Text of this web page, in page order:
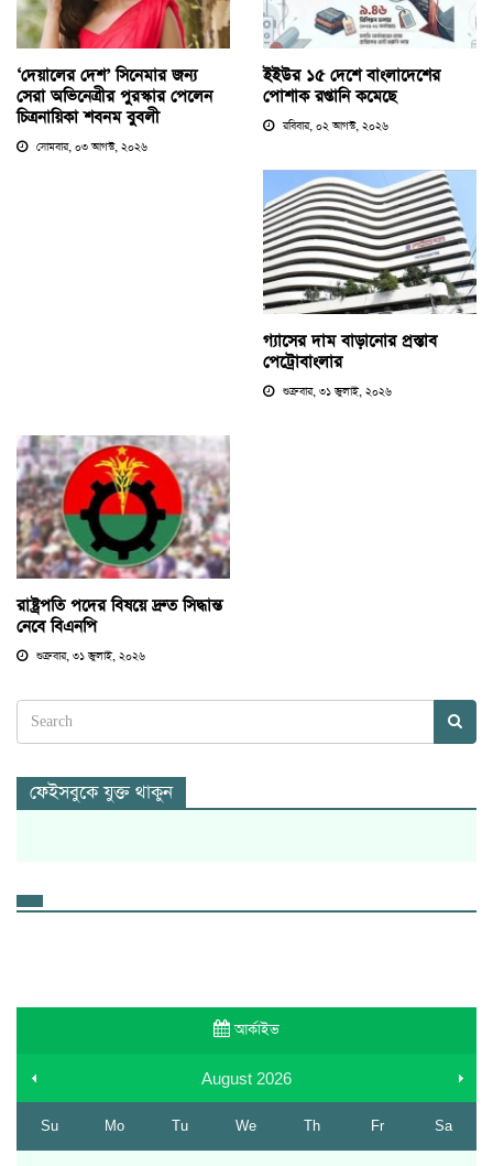
‘দেয়ালের দেশ’ সিনেমার জন্য
সেরা অভিনেত্রীর পুরস্কার পেলেন
চিত্রনায়িকা শবনম বুবলী
সোমবার, ০৩ আগস্ট, ২০২৬
ইইউর ১৫ দেশে বাংলাদেশের
পোশাক রপ্তানি কমেছে
রবিবার, ০২ আগস্ট, ২০২৬
গ্যাসের দাম বাড়ানোর প্রস্তাব
পেট্রোবাংলার
শুক্রবার, ৩১ জুলাই, ২০২৬
রাষ্ট্রপতি পদের বিষয়ে দ্রুত সিদ্ধান্ত
নেবে বিএনপি
শুক্রবার, ৩১ জুলাই, ২০২৬
ফেইসবুকে যুক্ত থাকুন
আর্কাইভ
August 2026
Su Mo Tu We Th Fr Sa